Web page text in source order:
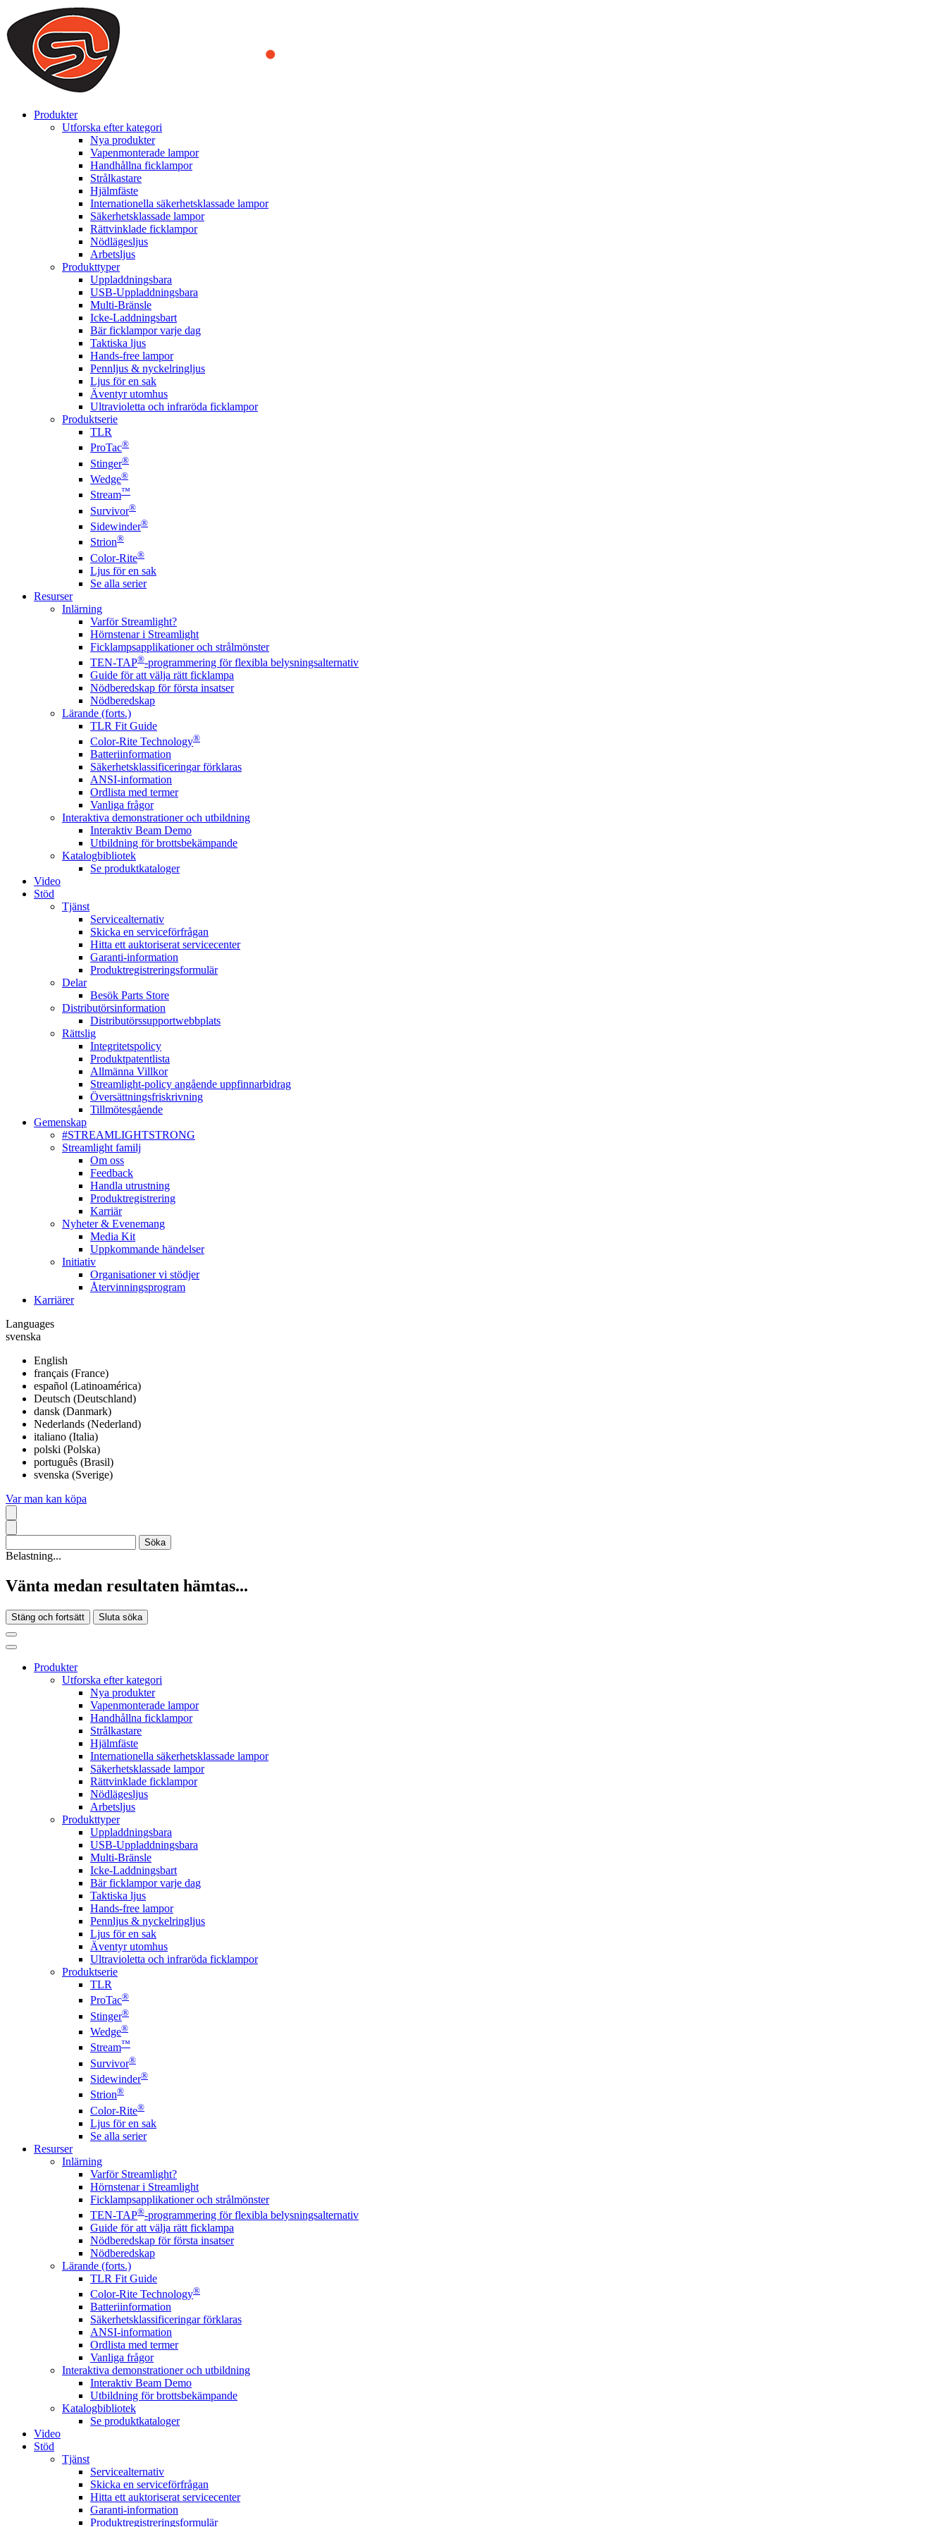
We use cookies to ensure that we provide you the best experience on our website. By continuing to browse this website, you accept that cookies are used to help us analyze how the website is used and to offer
you a better experience. To learn more or to find out how you can disable cookies, you can access our
ACCEPT AND CLOSE
Produkter
Utforska efter kategori
Nya produkter
Vapenmonterade lampor
Handhållna ficklampor
Strålkastare
Hjälmfäste
Internationella säkerhetsklassade lampor
Säkerhetsklassade lampor
Rättvinklade ficklampor
Nödlägesljus
Arbetsljus
Produkttyper
Uppladdningsbara
USB-Uppladdningsbara
Multi-Bränsle
Icke-Laddningsbart
Bär ficklampor varje dag
Taktiska ljus
Hands-free lampor
Pennljus & nyckelringljus
Ljus för en sak
Äventyr utomhus
Ultravioletta och infraröda ficklampor
Produktserie
TLR
ProTac®
Stinger®
Wedge®
Stream™
Survivor®
Sidewinder®
Strion®
Color-Rite®
Ljus för en sak
Se alla serier
Resurser
Inlärning
Varför Streamlight?
Hörnstenar i Streamlight
Ficklampsapplikationer och strålmönster
TEN-TAP®-programmering för flexibla belysningsalternativ
Guide för att välja rätt ficklampa
Nödberedskap för första insatser
Nödberedskap
Lärande (forts.)
TLR Fit Guide
Color-Rite Technology®
Batteriinformation
Säkerhetsklassificeringar förklaras
ANSI-information
Ordlista med termer
Vanliga frågor
Interaktiva demonstrationer och utbildning
Interaktiv Beam Demo
Utbildning för brottsbekämpande
Katalogbibliotek
Se produktkataloger
Video
Stöd
Tjänst
Servicealternativ
Skicka en serviceförfrågan
Hitta ett auktoriserat servicecenter
Garanti-information
Produktregistreringsformulär
Delar
Besök Parts Store
Distributörsinformation
Distributörssupportwebbplats
Rättslig
Integritetspolicy
Produktpatentlista
Allmänna Villkor
Streamlight-policy angående uppfinnarbidrag
Översättningsfriskrivning
Tillmötesgående
Gemenskap
#STREAMLIGHTSTRONG
Streamlight familj
Om oss
Feedback
Handla utrustning
Produktregistrering
Karriär
Nyheter & Evenemang
Media Kit
Uppkommande händelser
Initiativ
Organisationer vi stödjer
Återvinningsprogram
Karriärer
Languages
svenska
English
français (France)
español (Latinoamérica)
Deutsch (Deutschland)
dansk (Danmark)
Nederlands (Nederland)
italiano (Italia)
polski (Polska)
português (Brasil)
svenska (Sverige)
Var man kan köpa
Belastning...
Vänta medan resultaten hämtas...
Stäng och fortsätt Sluta söka
Produkter
Utforska efter kategori
Nya produkter
Vapenmonterade lampor
Handhållna ficklampor
Strålkastare
Hjälmfäste
Internationella säkerhetsklassade lampor
Säkerhetsklassade lampor
Rättvinklade ficklampor
Nödlägesljus
Arbetsljus
Produkttyper
Uppladdningsbara
USB-Uppladdningsbara
Multi-Bränsle
Icke-Laddningsbart
Bär ficklampor varje dag
Taktiska ljus
Hands-free lampor
Pennljus & nyckelringljus
Ljus för en sak
Äventyr utomhus
Ultravioletta och infraröda ficklampor
Produktserie
TLR
ProTac®
Stinger®
Wedge®
Stream™
Survivor®
Sidewinder®
Strion®
Color-Rite®
Ljus för en sak
Se alla serier
Resurser
Inlärning
Varför Streamlight?
Hörnstenar i Streamlight
Ficklampsapplikationer och strålmönster
TEN-TAP®-programmering för flexibla belysningsalternativ
Guide för att välja rätt ficklampa
Nödberedskap för första insatser
Nödberedskap
Lärande (forts.)
TLR Fit Guide
Color-Rite Technology®
Batteriinformation
Säkerhetsklassificeringar förklaras
ANSI-information
Ordlista med termer
Vanliga frågor
Interaktiva demonstrationer och utbildning
Interaktiv Beam Demo
Utbildning för brottsbekämpande
Katalogbibliotek
Se produktkataloger
Video
Stöd
Tjänst
Servicealternativ
Skicka en serviceförfrågan
Hitta ett auktoriserat servicecenter
Garanti-information
Produktregistreringsformulär